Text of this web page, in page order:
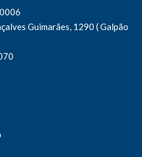
Guimarães, 1290 ( Galpão